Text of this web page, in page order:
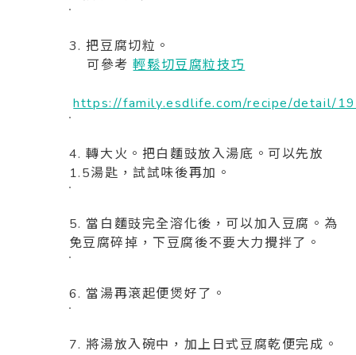
3. 把豆腐切粒。
可參考輕鬆切豆腐粒技巧
https://family.esdlife.com/recipe/detail/
4. 轉大火。把白麵豉放入湯底。可以先放
1.5湯匙，試試味後再加。
5. 當白麵豉完全溶化後，可以加入豆腐。為
免豆腐碎掉，下豆腐後不要大力攪拌了。
6. 當湯再滾起便煲好了。
7. 將湯放入碗中，加上日式豆腐乾便完成。